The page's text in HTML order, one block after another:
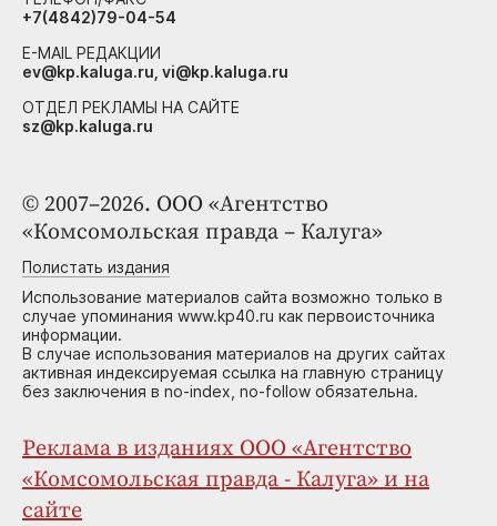
© 2007–2026. ООО «Агентство
«Комсомольская правда – Калуга»
Полистать издания
Использование материалов сайта возможно только в
случае упоминания www.kp40.ru как первоисточника
информации.
В случае использования материалов на других сайтах
активная индексируемая ссылка на главную страницу
без заключения в no-index, no-follow обязательна.
Реклама в изданиях ООО «Агентство
«Комсомольская правда - Калуга» и на
сайте
+7(4842)79-04-54
E-MAIL РЕДАКЦИИ
ev@kp.kaluga.ru, vi@kp.kaluga.ru
ОТДЕЛ РЕКЛАМЫ НА САЙТЕ
sz@kp.kaluga.ru